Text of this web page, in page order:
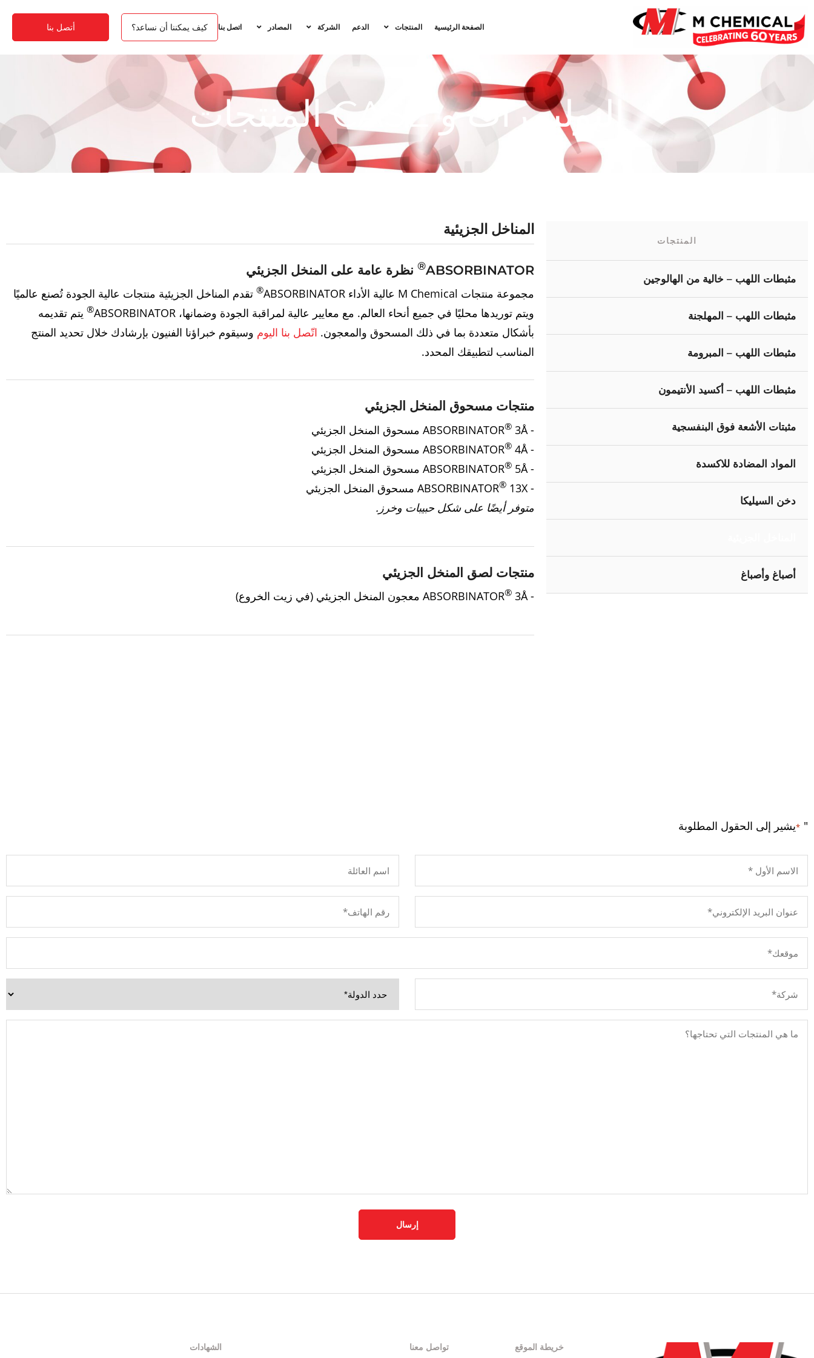
الصفحة الرئيسية المنتجات الدعم الشركة المصادر اتصل بنا كيف يمكننا أن نساعد؟ أتصل بنا
البوليمرات و CASE المنتجات
المنتجات
مثبطات اللهب – خالية من الهالوجين
مثبطات اللهب – المهلجنة
مثبطات اللهب – المبرومة
مثبطات اللهب – أكسيد الأنتيمون
مثبتات الأشعة فوق البنفسجية
المواد المضادة للاكسدة
دخن السيليكا
أصباغ وأصباغ
المناخل الجزيئية
ABSORBINATOR
® نظرة عامة على المنخل الجزيئي
مجموعة منتجات M Chemical عالية الأداء ABSORBINATOR ® تقدم المناخل الجزيئية منتجات عالية الجودة تُصنع عالميًا
ويتم توريدها محليًا في جميع أنحاء العالم. مع معايير عالية لمراقبة الجودة وضمانها، ABSORBINATOR
® يتم تقديمه
بأشكال متعددة بما في ذلك المسحوق والمعجون. اتّصل بنا اليوم وسيقوم خبراؤنا الفنيون بإرشادك خلال تحديد المنتج
المناسب لتطبيقك المحدد.
منتجات مسحوق المنخل الجزيئي
- ABSORBINATOR
®3Å مسحوق المنخل الجزيئي
- ABSORBINATOR
®4Å مسحوق المنخل الجزيئي
- ABSORBINATOR
®5Å مسحوق المنخل الجزيئي
- ABSORBINATOR
®13X مسحوق المنخل الجزيئي
متوفر أيضًا على شكل حبيبات وخرز.
منتجات لصق المنخل الجزيئي
- ABSORBINATOR
®3Å معجون المنخل الجزيئي (في زيت الخروع)
"
*يشير إلى الحقول المطلوبة
الاسم
الأول
اسم
العائلة
الإلكتروني
الهاتف
المنورة
المسجد
*
*
المنتجات
إرسال
خريطة الموقع تواصل معنا الشهادات